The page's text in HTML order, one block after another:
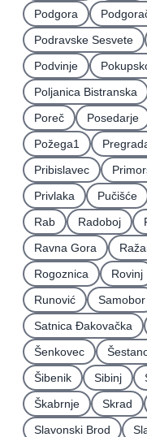
Podgora
Podravske Sesvete
Podvinje
Poljanica Bistranska
Poreč
Posedarje
Požega1
Pribislavec
Privlaka
Pučišće
Rab
Radoboj
Ravna Gora
Rogoznica
Rovinj
Runović
Samobor
Satnica Ðakovačka
Šenkovec
Šibenik
Sibinj
Škabrnje
Skrad
Slavonski Brod